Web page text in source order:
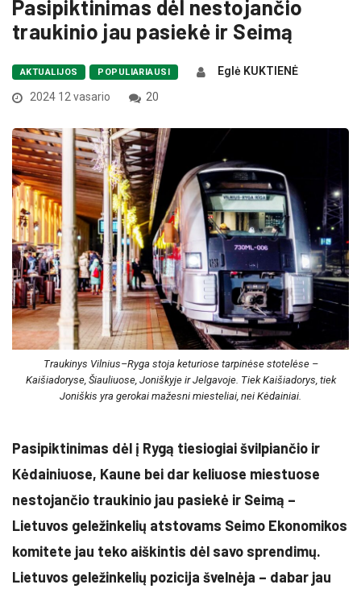
Pasipiktinimas dėl nestojančio
traukinio jau pasiekė ir Seimą
AKTUALIJOS POPULIARIAUSI
Eglė KUKTIENĖ
2024 12 vasario
20
Traukinys Vilnius–Ryga stoja keturiose tarpinėse stotelėse –
Kaišiadoryse, Šiauliuose, Joniškyje ir Jelgavoje. Tiek Kaišiadorys, tiek
Joniškis yra gerokai mažesni miesteliai, nei Kėdainiai.
Pasipiktinimas dėl į Rygą tiesiogiai švilpiančio ir
Kėdainiuose, Kaune bei dar keliuose miestuose
nestojančio traukinio jau pasiekė ir Seimą –
Lietuvos geležinkelių atstovams Seimo Ekonomikos
komitete jau teko aiškintis dėl savo sprendimų.
Lietuvos geležinkelių pozicija švelnėja – dabar jau